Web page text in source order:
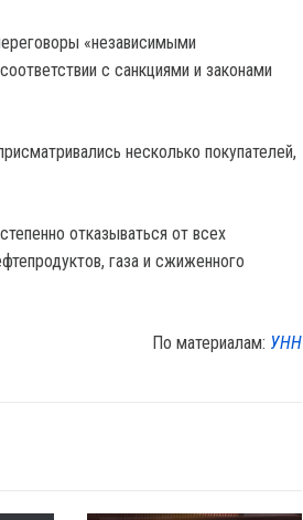
«независимыми
с санкциями и законами
несколько покупателей,
отказываться от всех
газа и сжиженного
По материалам: УНН